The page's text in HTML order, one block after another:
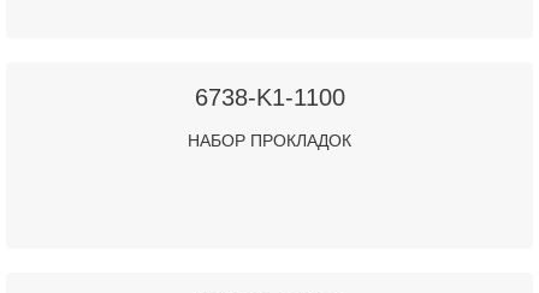
6738-K1-1100
НАБОР ПРОКЛАДОК